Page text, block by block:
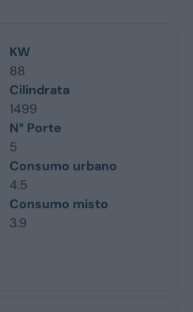
KW
88
Cilindrata
1499
N° Porte
5
Consumo urbano
4.5
Consumo misto
3.9